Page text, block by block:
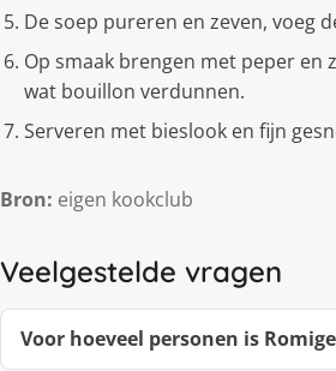
De soep pureren en zeven, voeg
Op smaak brengen met peper en
wat bouillon verdunnen.
Serveren met bieslook en fijn
Bron: eigen kookclub
Veelgestelde vragen
Voor hoeveel personen is